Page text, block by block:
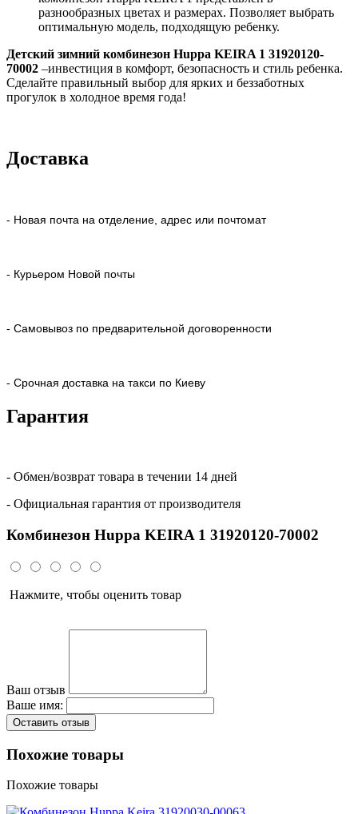
разнообразных цветах и размерах. Позволяет выбрать
оптимальную модель, подходящую ребенку.
Детский зимний комбинезон Huppa KEIRA 1 31920120-
70002 –инвестиция в комфорт, безопасность и стиль ребенка.
Сделайте правильный выбор для ярких и беззаботных
прогулок в холодное время года!
Доставка
- Новая почта на отделение, адрес или почтомат
- Курьером Новой почты
- Самовывоз по предварительной договоренности
- Срочная доставка на такси по Киеву
Гарантия
- Обмен/возврат товара в течении 14 дней
- Официальная гарантия от производителя
Комбинезон Huppa KEIRA 1 31920120-70002
Нажмите, чтобы оценить товар
Ваш отзыв
Ваше имя:
Оставить отзыв
Похожие товары
Похожие товары